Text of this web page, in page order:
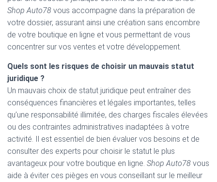
Shop Auto78 vous accompagne dans la préparation de
votre dossier, assurant ainsi une création sans encombre
de votre boutique en ligne et vous permettant de vous
concentrer sur vos ventes et votre développement.
Quels sont les risques de choisir un mauvais statut
juridique ?
Un mauvais choix de statut juridique peut entraîner des
conséquences financières et légales importantes, telles
qu’une responsabilité illimitée, des charges fiscales élevées
ou des contraintes administratives inadaptées à votre
activité. Il est essentiel de bien évaluer vos besoins et de
consulter des experts pour choisir le statut le plus
avantageux pour votre boutique en ligne. Shop Auto78 vous
aide à éviter ces pièges en vous conseillant sur le meilleur